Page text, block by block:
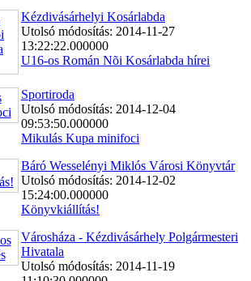
Kézdivásárhelyi Kosárlabda
Utolsó módosítás: 2014-11-27
13:22:22.000000
U16-os Román Nõi Kosárlabda hírei
Sportiroda
Utolsó módosítás: 2014-12-04
09:53:50.000000
Mikulás Kupa minifoci
Báró Wesselényi Miklós Városi Könyvtár
Utolsó módosítás: 2014-12-02
15:24:00.000000
Könyvkiállítás!
Városháza - Kézdivásárhely Polgármesteri
Hivatala
Utolsó módosítás: 2014-11-19